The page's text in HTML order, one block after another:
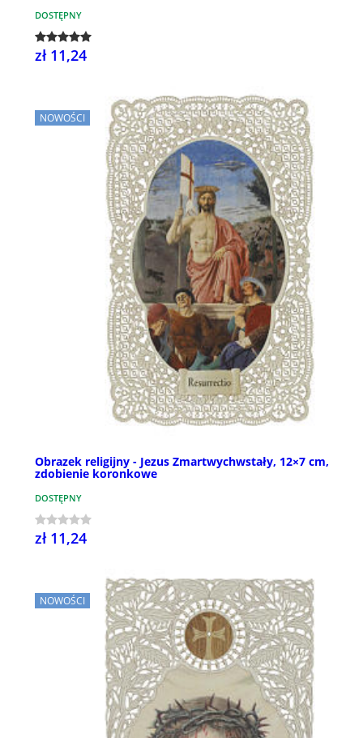
DOSTĘPNY
zł 11,24
NOWOŚCI
Obrazek religijny - Jezus Zmartwychwstały, 12×7 cm,
zdobienie koronkowe
DOSTĘPNY
zł 11,24
NOWOŚCI